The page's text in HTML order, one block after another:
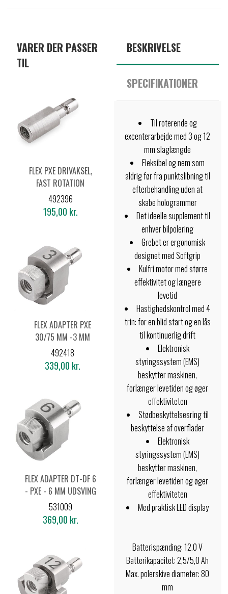
VARER DER PASSER
TIL
FLEX PXE DRIVAKSEL,
FAST ROTATION
492396
195,00 kr.
FLEX ADAPTER PXE
30/75 MM -3 MM
UDSVING
492418
339,00 kr.
FLEX ADAPTER DT-DF 6
- PXE - 6 MM UDSVING
531009
369,00 kr.
BESKRIVELSE
SPECIFIKATIONER
Til roterende og
excenterarbejde med 3 og 12
mm slaglængde
Fleksibel og nem som
aldrig før fra punktslibning til
efterbehandling uden at
skabe hologrammer
Det ideelle supplement til
enhver bilpolering
Grebet er ergonomisk
designet med Softgrip
Kulfri motor med større
effektivitet og længere
levetid
Hastighedskontrol med 4
trin: for en blid start og en lås
til kontinuerlig drift
Elektronisk
styringssystem (EMS)
beskytter maskinen,
forlænger levetiden og øger
effektiviteten
Stødbeskyttelsesring til
beskyttelse af overflader
Elektronisk
styringssystem (EMS)
beskytter maskinen,
forlænger levetiden og øger
effektiviteten
Med praktisk LED display
Batterispænding: 12.0 V
Batterikapacitet: 2,5/5,0 Ah
Max. polerskive diameter: 80
mm